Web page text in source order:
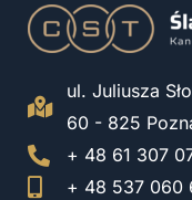
ul. Juliusza
60 - 825
+ 48 61 307
+ 48 537 060